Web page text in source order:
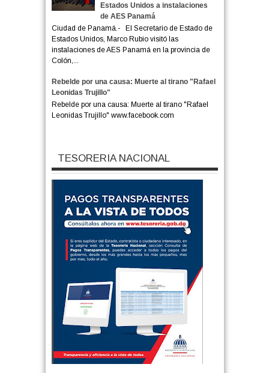
Estados Unidos a instalaciones
de AES Panamá
Ciudad de Panamá.- El Secretario de Estado de
Estados Unidos, Marco Rubio visitó las
instalaciones de AES Panamá en la provincia de
Colón,...
Rebelde por una causa: Muerte al tirano "Rafael
Leonidas Trujillo"
Rebelde por una causa: Muerte al tirano "Rafael
Leonidas Trujillo" www.facebook.com
TESORERIA NACIONAL